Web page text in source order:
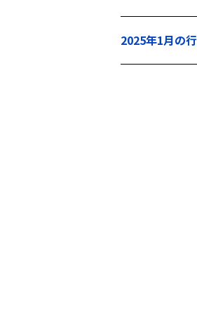
2025年1月の